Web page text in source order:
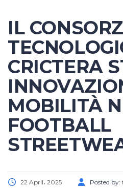
IL
CRICTERA
MOBILITÀ
FOOTBALL
22 April، 2025 Posted by: